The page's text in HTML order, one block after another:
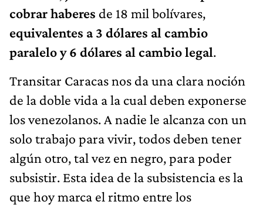
cobrar haberes de 18 mil bolívares,
equivalentes a 3 dólares al cambio
paralelo y 6 dólares al cambio legal.
Transitar Caracas nos da una clara noción
de la doble vida a la cual deben exponerse
los venezolanos. A nadie le alcanza con un
solo trabajo para vivir, todos deben tener
algún otro, tal vez en negro, para poder
subsistir. Esta idea de la subsistencia es la
que hoy marca el ritmo entre los